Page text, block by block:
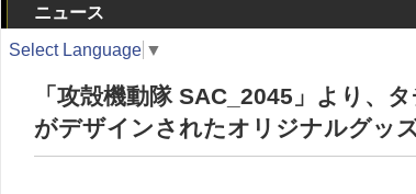
ニュース
Select Language ▼
「攻殻機動隊 SAC_2045」より、
がデザインされたオリジナルグッ